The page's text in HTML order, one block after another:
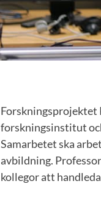
Forskningsprojektet
forskningsinstitut
Samarbetet ska
avbildning.
kollegor att